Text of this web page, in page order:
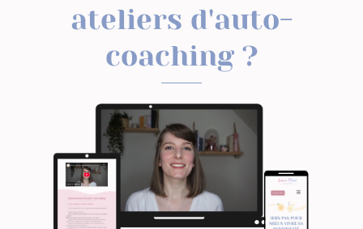
ateliers d'auto-
coaching ?